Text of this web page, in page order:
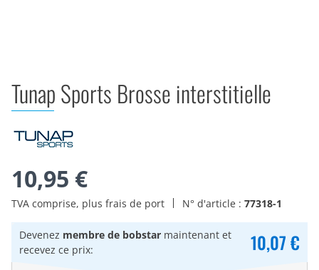
Tunap Sports Brosse interstitielle
10,95 €
TVA comprise, plus frais de port N° d'article : 77318-1
Devenez membre de bobstar maintenant et
recevez ce prix:
10,07 €